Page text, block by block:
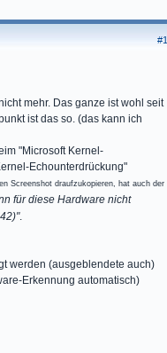
#1
mehr. Das ganze ist wohl seit
ist das so. (das kann ich
"Microsoft Kernel-
Echounterdrückung"
Screenshot draufzukopieren, hat auch der
für diese Hardware nicht
.
werden (ausgeblendete auch)
Erkennung automatisch)